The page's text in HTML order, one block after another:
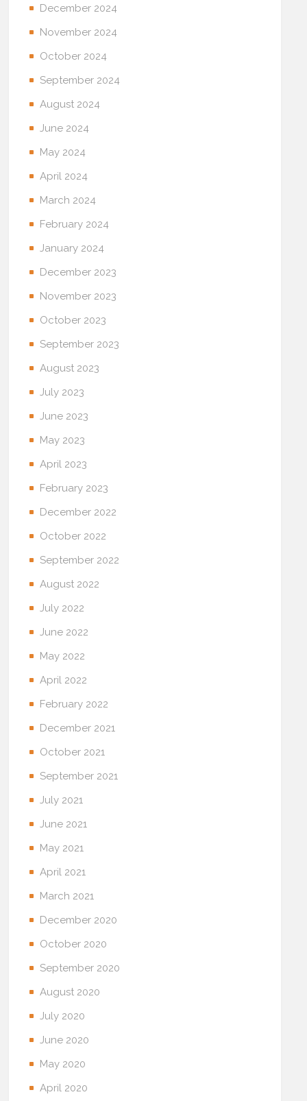
December 2024
November 2024
October 2024
September 2024
August 2024
June 2024
May 2024
April 2024
March 2024
February 2024
January 2024
December 2023
November 2023
October 2023
September 2023
August 2023
July 2023
June 2023
May 2023
April 2023
February 2023
December 2022
October 2022
September 2022
August 2022
July 2022
June 2022
May 2022
April 2022
February 2022
December 2021
October 2021
September 2021
July 2021
June 2021
May 2021
April 2021
March 2021
December 2020
October 2020
September 2020
August 2020
July 2020
June 2020
May 2020
April 2020